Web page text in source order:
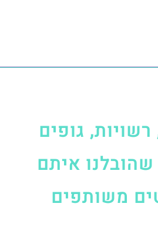
רשויות, גופים
שהובלנו איתם
משותפים